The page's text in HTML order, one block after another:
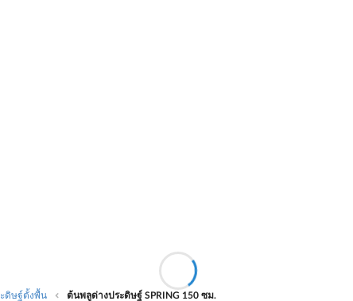
ดิษฐ์ตั้งพื้น ต้นพลูด่างประดิษฐ์ SPRING 150 ซม.